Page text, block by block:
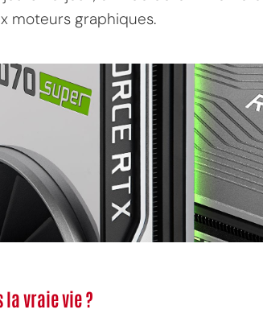
moteurs graphiques.
la vraie vie ?